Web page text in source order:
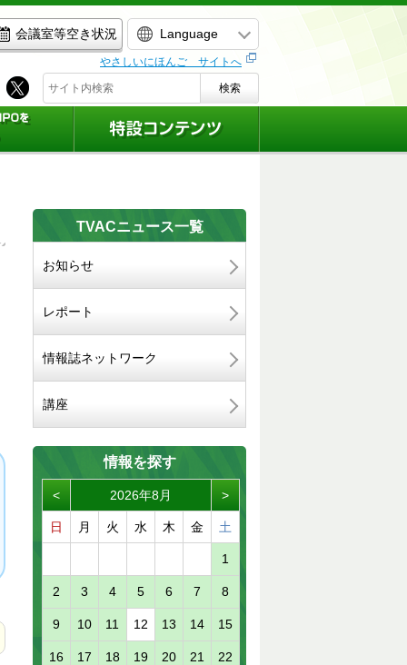
会議室等空き状況 Language
やさしいにほんご サイトへ
検索
TVACニュース一覧
お知らせ
レポート
情報誌ネットワーク
講座
情報を探す
< 2026年8月 >
日 月 火 水 木 金 土
1
2 3 4 5 6 7 8
9 10 11 12 13 14 15
16 17 18 19 20 21 22